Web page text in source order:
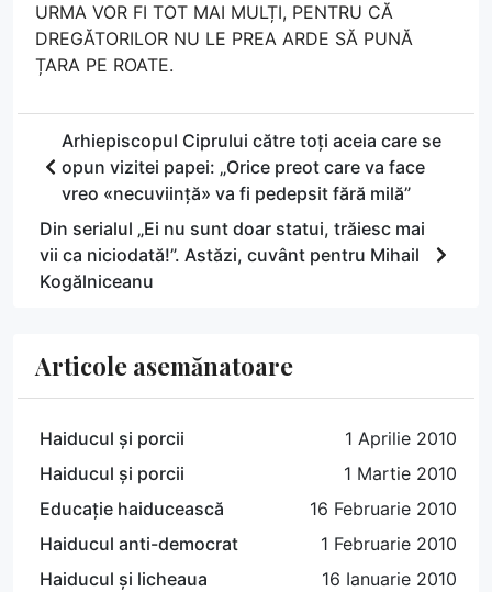
URMA VOR FI TOT MAI MULȚI, PENTRU CĂ
DREGĂTORILOR NU LE PREA ARDE SĂ PUNĂ
ȚARA PE ROATE.
Arhiepiscopul Ciprului către toți aceia care se
opun vizitei papei: „Orice preot care va face
vreo «necuviință» va fi pedepsit fără milă”
Din serialul „Ei nu sunt doar statui, trăiesc mai
vii ca niciodată!”. Astăzi, cuvânt pentru Mihail
Kogălniceanu
Articole asemănatoare
Haiducul și porcii
1 Aprilie 2010
Haiducul și porcii
1 Martie 2010
Educație haiducească
16 Februarie 2010
Haiducul anti-democrat
1 Februarie 2010
Haiducul și licheaua
16 Ianuarie 2010